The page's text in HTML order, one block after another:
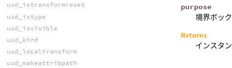
purpose
境界ボッ
Returns
インスタ
usd_istransformreset
usd_istype
usd_isvisible
usd_kind
usd_localtransform
usd_makeattribpath